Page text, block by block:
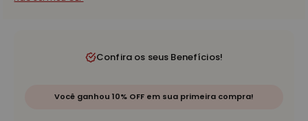
Confira os seus Benefícios!
Você ganhou 10% OFF em sua primeira compra!